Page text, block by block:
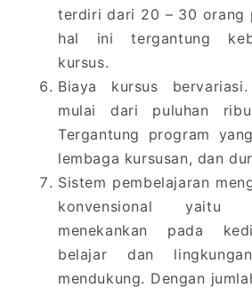
terdiri dari 20 – 30 orang
hal ini tergantung
kursus.
Biaya kursus
mulai dari puluhan
Tergantung program
lembaga kursusan, dan
Sistem pembelajaran
konvensional yaitu
menekankan pada
belajar dan
mendukung. Dengan